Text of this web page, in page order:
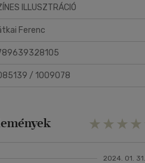
ILLUSZTRÁCIÓ
Ferenc
/ 1009078
2024. 01. 31.